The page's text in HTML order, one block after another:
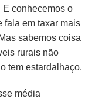
E conhecemos o
fala em taxar mais
sabemos coisa
rurais não
tem estardalhaço.
média